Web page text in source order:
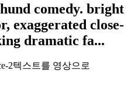
comedy. bright
exaggerated close-
dramatic fa...
2텍스트를 영상으로